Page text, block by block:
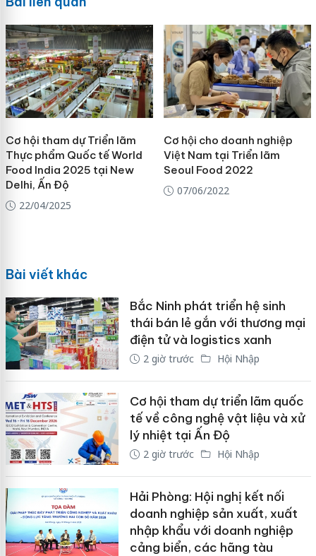
Cơ hội tham dự Triển lãm
Thực phẩm Quốc tế World
Food India 2025 tại New
Delhi, Ấn Độ
22/04/2025
Cơ hội cho doanh nghiệp
Việt Nam tại Triển lãm
Seoul Food 2022
07/06/2022
Bài viết khác
Bắc Ninh phát triển hệ sinh
thái bán lẻ gắn với thương mại
điện tử và logistics xanh
2 giờ trước Hội Nhập
Cơ hội tham dự triển lãm quốc
tế về công nghệ vật liệu và xử
lý nhiệt tại Ấn Độ
2 giờ trước Hội Nhập
Hải Phòng: Hội nghị kết nối
doanh nghiệp sản xuất, xuất
nhập khẩu với doanh nghiệp
cảng biển, các hãng tàu